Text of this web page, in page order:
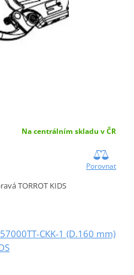
Na centrálním skladu v ČR
Porovnat
TORROT KIDS
CKK-1 (D.160 mm)